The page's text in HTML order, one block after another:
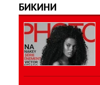
БИКИНИ